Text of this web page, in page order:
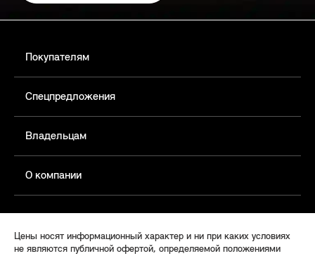
Покупателям
Спецпредложения
Владельцам
О компании
Цены носят информационный характер и ни при каких условиях
не являются публичной офертой, определяемой положениями